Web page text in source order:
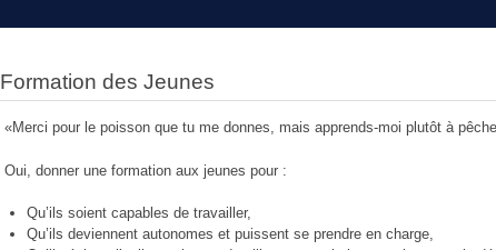
Formation des Jeunes
«Merci pour le poisson que tu me donnes, mais apprends-moi plutôt à
Oui, donner une formation aux jeunes pour :
Qu’ils soient capables de travailler,
Qu’ils deviennent autonomes et puissent se prendre en charge,